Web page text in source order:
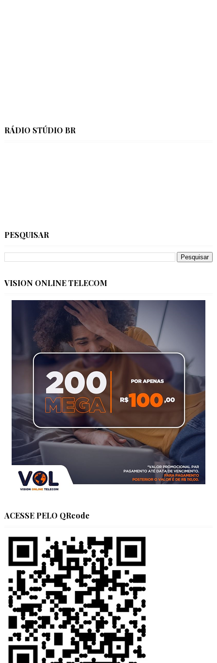
RÁDIO STÚDIO BR
PESQUISAR
VISION ONLINE TELECOM
ACESSE PELO QRcode